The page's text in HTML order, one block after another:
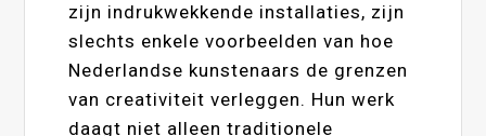
zijn indrukwekkende installaties, zijn
slechts enkele voorbeelden van hoe
Nederlandse kunstenaars de grenzen
van creativiteit verleggen. Hun werk
daagt niet alleen traditionele